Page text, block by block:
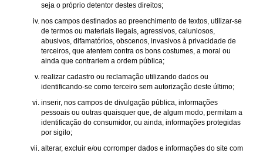
seja o próprio detentor destes direitos;
nos campos destinados ao preenchimento de textos, utilizar-se
de termos ou materiais ilegais, agressivos, caluniosos,
abusivos, difamatórios, obscenos, invasivos à privacidade de
terceiros, que atentem contra os bons costumes, a moral ou
ainda que contrariem a ordem pública;
realizar cadastro ou reclamação utilizando dados ou
identificando-se como terceiro sem autorização deste último;
inserir, nos campos de divulgação pública, informações
pessoais ou outras quaisquer que, de algum modo, permitam a
identificação do consumidor, ou ainda, informações protegidas
por sigilo;
alterar, excluir e/ou corromper dados e informações do site com